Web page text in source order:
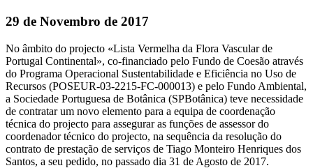
29 de Novembro de 2017
No âmbito do projecto «Lista Vermelha da Flora Vascular de
Portugal Continental», co-financiado pelo Fundo de Coesão através
do Programa Operacional Sustentabilidade e Eficiência no Uso de
Recursos (POSEUR-03-2215-FC-000013) e pelo Fundo Ambiental,
a Sociedade Portuguesa de Botânica (SPBotânica) teve necessidade
de contratar um novo elemento para a equipa de coordenação
técnica do projecto para assegurar as funções de assessor do
coordenador técnico do projecto, na sequência da resolução do
contrato de prestação de serviços de Tiago Monteiro Henriques dos
Santos, a seu pedido, no passado dia 31 de Agosto de 2017.